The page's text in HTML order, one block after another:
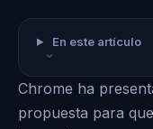
En este artículo
Chrome ha
propuesta para